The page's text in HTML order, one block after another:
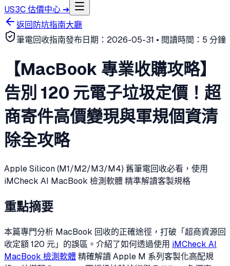
US3C 估價中心 ➔
返回防坑指南大廳
筆電回收指南發布日期： 2026-05-31 • 閱讀時間： 5 分鐘
【MacBook 專業收購攻略】
告別 120 元電子垃圾定價！超
商寄件高價變現與軍規個資清
除全攻略
Apple Silicon (M1/M2/M3/M4) 舊筆電回收必看，使用
iMCheck AI MacBook 檢測軟體 精準解讀客製規格
重點摘要
本篇專門分析 MacBook 回收的正確途徑，打破「超商資源回
收定額 120 元」的誤區。介紹了如何透過使用 iMCheck AI
MacBook 檢測軟體精確解讀 Apple M 系列客製化高配規